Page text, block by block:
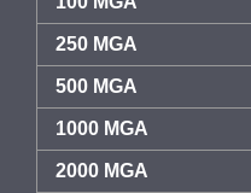
250 MGA
500 MGA
1000 MGA
2000 MGA